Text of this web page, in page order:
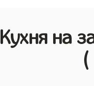
Кухня на
(